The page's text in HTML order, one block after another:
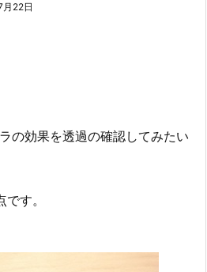
22日
の効果を透過の確認してみたい
す。